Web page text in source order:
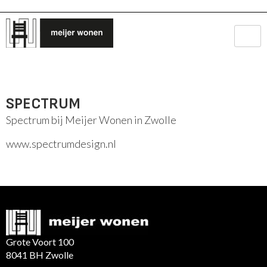
SPECTRUM
Spectrum bij Meijer Wonen in Zwolle
www.spectrumdesign.nl
Grote Voort 100
8041 BH Zwolle